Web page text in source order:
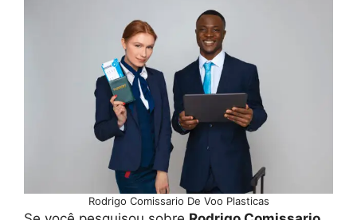
Rodrigo Comissario De Voo Plasticas